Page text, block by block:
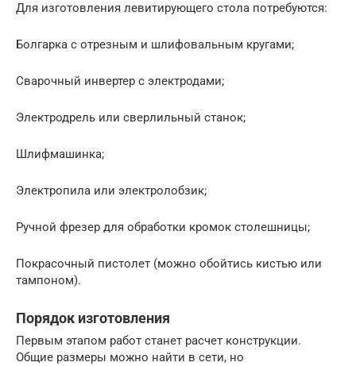
Для изготовления левитирующего стола потребуются:
Болгарка с отрезным и шлифовальным кругами;
Сварочный инвертер с электродами;
Электродрель или сверлильный станок;
Шлифмашинка;
Электропила или электролобзик;
Ручной фрезер для обработки кромок столешницы;
Покрасочный пистолет (можно обойтись кистью или
тампоном).
Порядок изготовления
Первым этапом работ станет расчет конструкции.
Общие размеры можно найти в сети, но